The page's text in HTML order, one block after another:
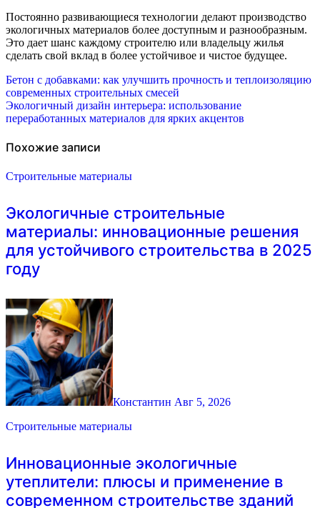
Постоянно развивающиеся технологии делают производство
экологичных материалов более доступным и разнообразным.
Это дает шанс каждому строителю или владельцу жилья
сделать свой вклад в более устойчивое и чистое будущее.
Навигация
по
записям
Бетон с добавками: как улучшить прочность и теплоизоляцию
современных строительных смесей
Экологичный дизайн интерьера: использование
переработанных материалов для ярких акцентов
Похожие записи
Строительные материалы
Экологичные строительные
материалы: инновационные решения
для устойчивого строительства в 2025
году
Константин Авг 5, 2026
Строительные материалы
Инновационные экологичные
утеплители: плюсы и применение в
современном строительстве зданий